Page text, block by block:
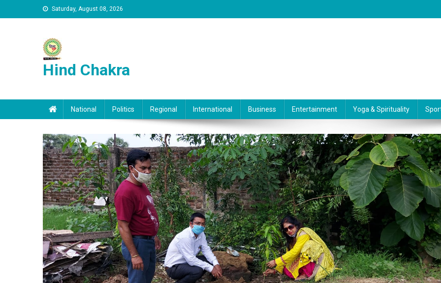
Skip to content Saturday, August 08, 2026
Hind Chakra
National Politics Regional International Business Entertainment Yoga & Spirituality